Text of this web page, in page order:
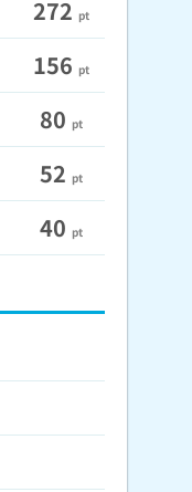
272 pt
156 pt
80 pt
52 pt
40 pt